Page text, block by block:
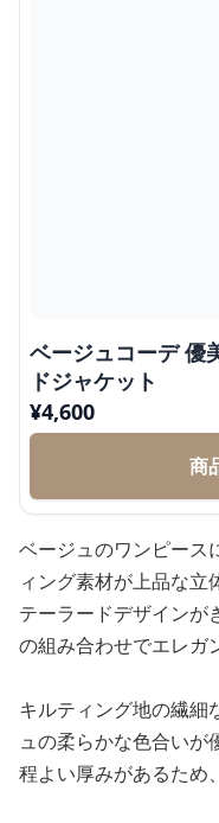
ベージュコーデ 優
ドジャケット
¥4,600
商
ベージュのワンピース
ィング素材が上品な立
テーラードデザインが
の組み合わせでエレガ
キルティング地の繊細
ュの柔らかな色合いが
程よい厚みがあるため